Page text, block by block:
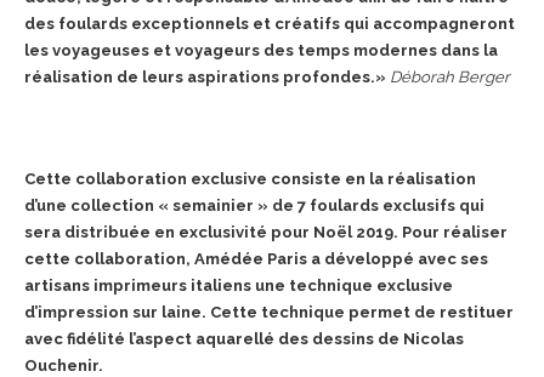
des foulards exceptionnels et créatifs qui accompagneront
les voyageuses et voyageurs des temps modernes dans la
réalisation de leurs aspirations profondes.» Déborah Berger
Cette collaboration exclusive consiste en la réalisation
d’une collection « semainier » de 7 foulards exclusifs qui
sera distribuée en exclusivité pour Noël 2019. Pour réaliser
cette collaboration, Amédée Paris a développé avec ses
artisans imprimeurs italiens une technique exclusive
d’impression sur laine. Cette technique permet de restituer
avec fidélité l’aspect aquarellé des dessins de Nicolas
Ouchenir.